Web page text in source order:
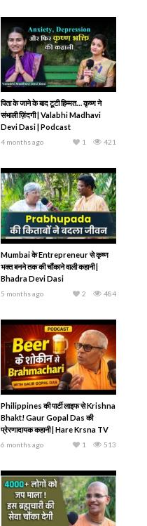
पिता के जाने के बाद टूटी हिम्मत… कृष्ण ने
संभाली ज़िंदगी | Valabhi Madhavi
Devi Dasi | Podcast
4 months ago 421
1
Mumbai के Entrepreneur से कृष्ण
भक्त बनने तक की चौंकाने वाली कहानी |
Bhadra Devi Dasi
5 months ago 484
2
Philippines की पार्टी लाइफ से Krishna
Bhakt! Gaur Gopal Das की
प्रेरणादायक कहानी | Hare Krsna TV
6 months ago 513
1